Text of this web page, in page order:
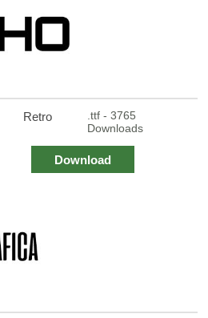
Retro
.ttf - 3765
Downloads
Download